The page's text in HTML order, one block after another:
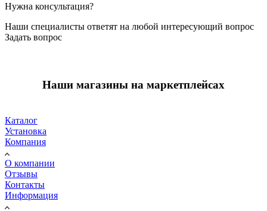
Нужна консультация?
Наши специалисты ответят на любой интересующий вопрос
Задать вопрос
Наши магазины на маркетплейсах
Каталог
Установка
Компания
О компании
Отзывы
Контакты
Информация